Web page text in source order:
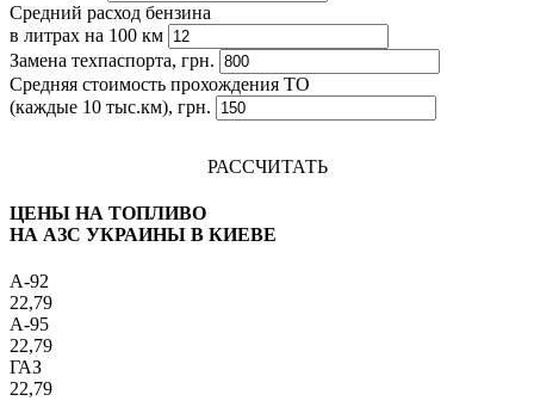
Средний расход бензина
в литрах на 100 км
Замена техпаспорта, грн.
Средняя стоимость прохождения ТО
(каждые 10 тыс.км), грн.
РАССЧИТАТЬ
ЦЕНЫ НА ТОПЛИВО
НА АЗС УКРАИНЫ В КИЕВЕ
A-92
22,79
A-95
22,79
ГАЗ
22,79